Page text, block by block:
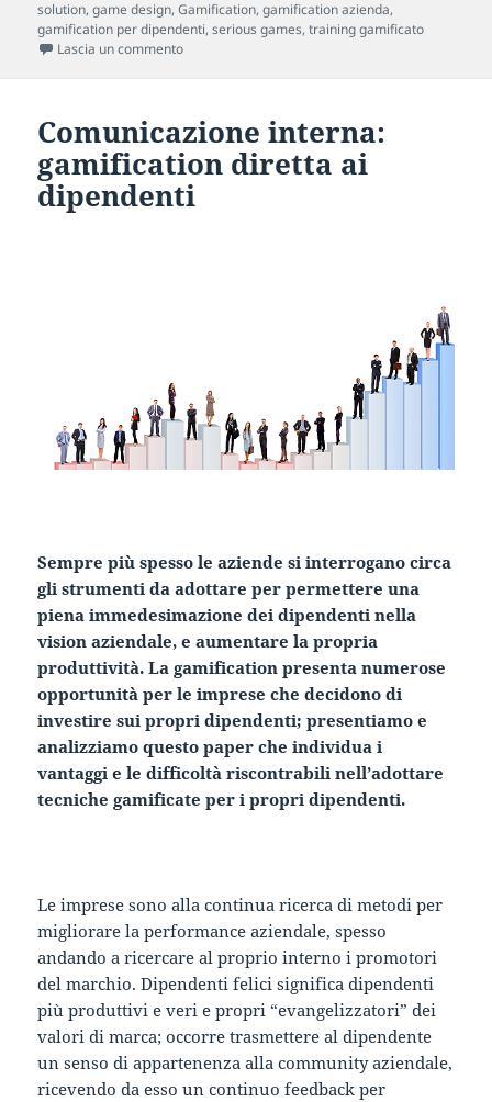
solution,game design,Gamification,gamification azienda,
gamification per dipendenti,serious games,training gamificato
Lascia un commentosu Giocare (e perdere) ci aiuta a migliorare
Comunicazione interna:
gamification diretta ai
dipendenti
Sempre più spesso le aziende si interrogano circa
gli strumenti da adottare per permettere una
piena immedesimazione dei dipendenti nella
vision aziendale, e aumentare la propria
produttività. La gamification presenta numerose
opportunità per le imprese che decidono di
investire sui propri dipendenti; presentiamo e
analizziamo questo paper che individua i
vantaggi e le difficoltà riscontrabili nell’adottare
tecniche gamificate per i propri dipendenti.
Le imprese sono alla continua ricerca di metodi per
migliorare la performance aziendale, spesso
andando a ricercare al proprio interno i promotori
del marchio. Dipendenti felici significa dipendenti
più produttivi e veri e propri “evangelizzatori” dei
valori di marca; occorre trasmettere al dipendente
un senso di appartenenza alla community aziendale,
ricevendo da esso un continuo feedback per